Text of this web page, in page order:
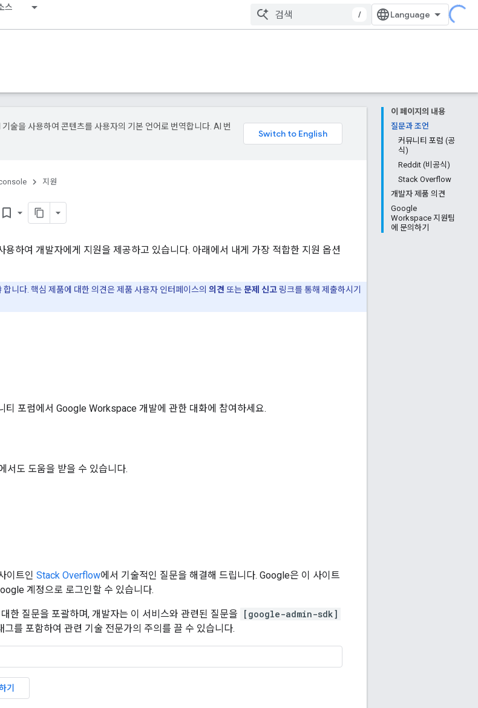
스
/
이 페이지의 내용
질문과 조언
커뮤니티 포럼 (공
식)
Reddit (비공식)
Stack Overflow
개발자 제품 의견
Google
Workspace 지원팀
에 문의하기
술을 사용하여 콘텐츠를 사용자의 기본 언어로 번역합니다. AI 번
지원
bookmark_border
하여 개발자에게 지원을 제공하고 있습니다. 아래에서 내게 가장 적합한 지원 옵션
니다. 핵심 제품에 대한 의견은 제품 사용자 인터페이스의 의견 또는 문제 신고 링크를 통해 제출하시기
티 포럼에서 Google Workspace 개발에 관한 대화에 참여하세요.
서도 도움을 받을 수 있습니다.
이트인 Stack Overflow에서 기술적인 질문을 해결해 드립니다. Google은 이 사이트
계정으로 로그인할 수 있습니다.
한 질문을 포괄하며, 개발자는 이 서비스와 관련된 질문을
[google-admin-sdk]
를 포함하여 관련 기술 전문가의 주의를 끌 수 있습니다.
기